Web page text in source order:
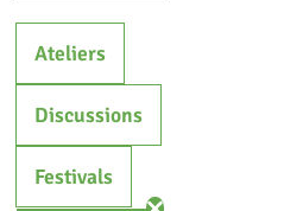
Ateliers
Discussions
Festivals